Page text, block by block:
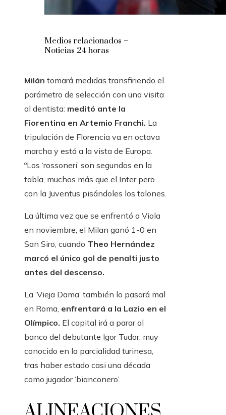
Medios relacionados –
Noticias 24 horas
Milán tomará medidas transfiriendo el
parámetro de selección con una visita
al dentista: meditó ante la
Fiorentina en Artemio Franchi. La
tripulación de Florencia va en octava
marcha y está a la vista de Europa.
ºLos ‘rossoneri’ son segundos en la
tabla, muchos más que el Inter pero
con la Juventus pisándoles los talones.
La última vez que se enfrentó a Viola
en noviembre, el Milan ganó 1-0 en
San Siro, cuando Theo Hernández
marcó el único gol de penalti justo
antes del descenso.
La ‘Vieja Dama’ también lo pasará mal
en Roma, enfrentará a la Lazio en el
Olímpico. El capital irá a parar al
banco del debutante Igor Tudor, muy
conocido en la parcialidad turinesa,
tras haber estado casi una década
como jugador ‘bianconero’.